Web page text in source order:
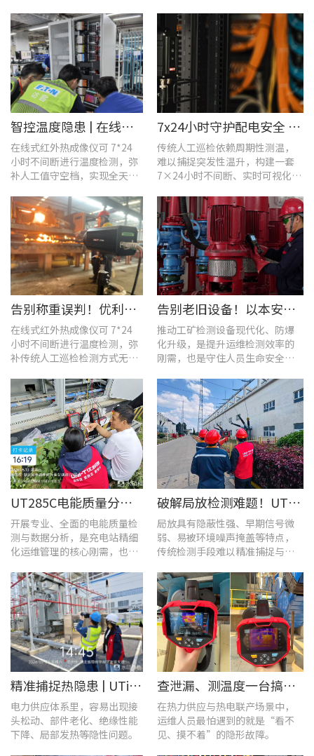
查。
测及电能质量分析等核心场景
智控温度隐患 | 在线式红外热成像仪在UPS电源柜老化监测中的应用
在线式红外热成像仪可 7*24
小时不间断进行温度检测，弥
补人工值守空档，实现全天候
7x24小时守护配电安全 | 优利德在线式热成像方案在配电系统中的应用实践
传统人工巡检依赖周期性测温，
难以捕捉突发性温升，构建一套
7×24小时不间断、实时可视化的
域全时段智能测温、风险实时预
警。
告别称重误判！优利德在线式热成像仪重构新材料铸造注液控制逻辑
在线式红外热成像仪可 7*24
小时不间断进行温度检测，弥
补传统人工巡检检测方式无法
告别老旧设备！以本安型防爆产品矩阵与合规检测，守住工矿安全底线
推动工矿检测设备现代化、防爆
化升级，是提升运维检测效率的
刚需，也是守住人员生命安全、
UT285C电能质量分析仪解决充电站三相用电各类难题
开展专业、全面的电能质量检
测与数据分析，是充电站精细
化运维管理的核心刚需，也是
转的关键环节。
破解局放检测难题！UT568B手持式声学成像仪让隐患“可视化”
局放具有隐蔽性强、早期信号微
弱、易被环境噪声掩盖等特点，
传统检测手段难以精准捕捉与定
精准捕捉热隐患 | UTi1020C红外热成像仪在发电站的实测应用
电力供应体系里，容易出现接
头松动、部件老化、绝缘性能
下降、局部发热等隐性问题。
查泄漏、测温度一台搞定！UT568F红外声成像仪让设备巡检更高效
在热力供应与热电联产场景中，
运维人员最怕遇到的就是“看不
见、摸不着”的隐形故障。